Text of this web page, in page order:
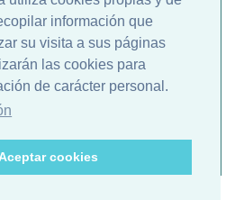
información que
su visita a sus páginas
las cookies para
de carácter personal.
cookies